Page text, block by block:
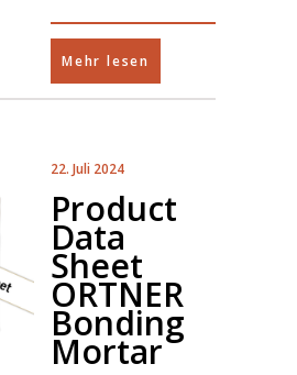
Mehr lesen
22. Juli 2024
Product
Data
Sheet
ORTNER
Bonding
Mortar